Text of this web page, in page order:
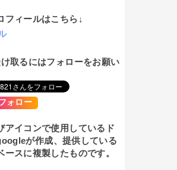
フィールはこちら↓
取るにはフォローをお願い
ォロー
アイコンで使用しているド
が作成、提供している
ースに複製したものです。